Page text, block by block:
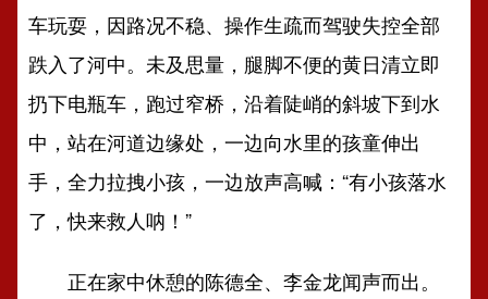
车玩耍，因路况不稳、操作生疏而驾驶失控全部
跌入了河中。未及思量，腿脚不便的黄日清立即
扔下电瓶车，跑过窄桥，沿着陡峭的斜坡下到水
中，站在河道边缘处，一边向水里的孩童伸出
手，全力拉拽小孩，一边放声高喊：“有小孩落水
了，快来救人呐！”
正在家中休憩的陈德全、李金龙闻声而出。